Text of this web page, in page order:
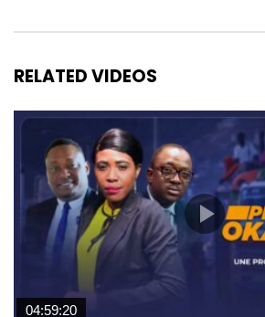
RELATED VIDEOS
04:59:20